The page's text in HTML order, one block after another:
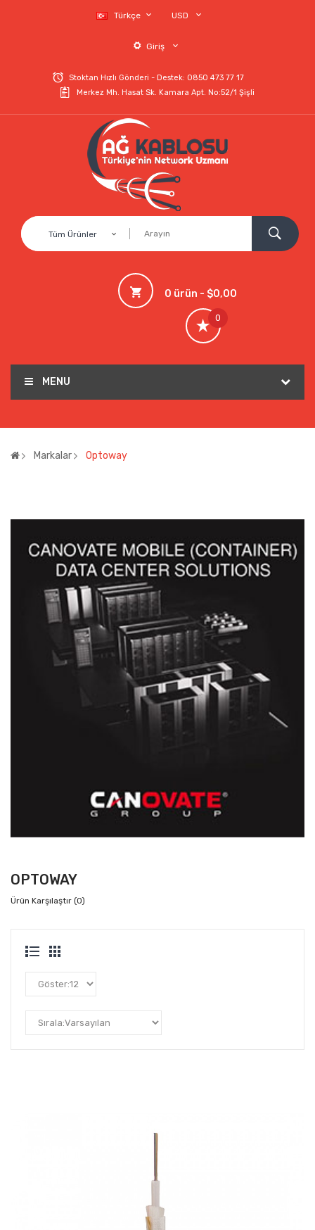
Türkçe USD
Giriş
Stoktan Hızlı Gönderi - Destek: 0850 473 77 17
Merkez Mh. Hasat Sk. Kamara Apt. No:52/1 Şişli
Tüm Ürünler
0 ürün - $0,00
0
MENU
Markalar Optoway
OPTOWAY
Ürün Karşılaştır (0)